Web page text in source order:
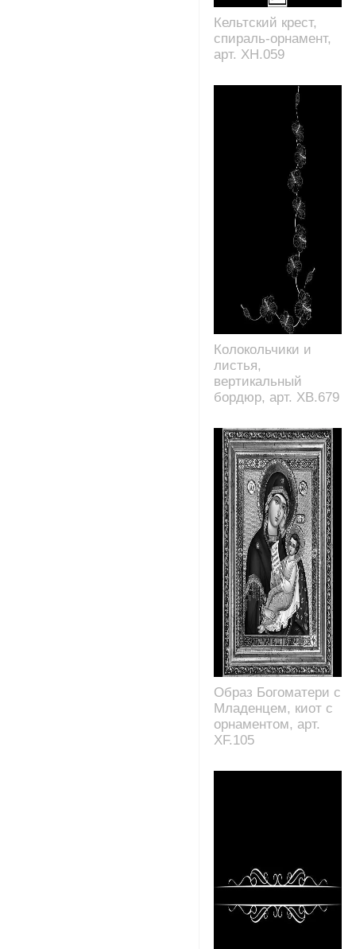
Кельтский крест,
спираль-орнамент,
арт. XH.059
Колокольчики и
листья,
вертикальный
бордюр, арт. XB.679
Образ Богоматери с
Младенцем, киот с
орнаментом, арт.
XF.105